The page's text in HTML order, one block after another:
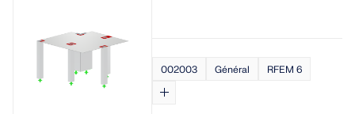
Exemples
002003 Général RFEM 6